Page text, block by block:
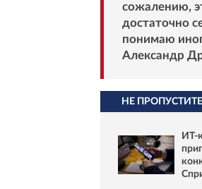
сожалению,
достаточно
понимаю
Александр
НЕ ПРОПУСТИТЕ
ИТ-